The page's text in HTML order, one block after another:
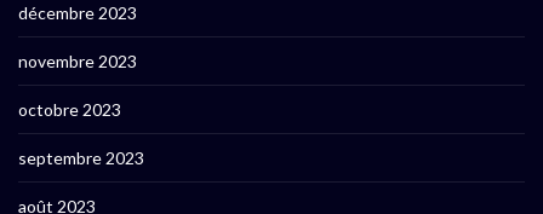
décembre 2023
novembre 2023
octobre 2023
septembre 2023
août 2023